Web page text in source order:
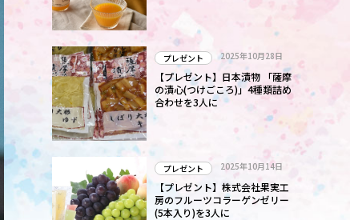
プレゼント 2025年10月28日
【プレゼント】日本漬物 「薩摩
の漬心(つけごころ)」4種類詰め
合わせを3人に
プレゼント 2025年10月14日
【プレゼント】株式会社果実工
房のフルーツコラーゲンゼリー
(5本入り)を3人に